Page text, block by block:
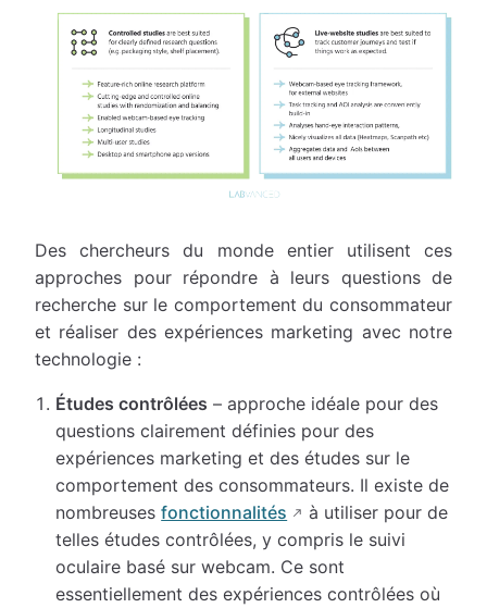
Des chercheurs du monde entier utilisent ces
approches pour répondre à leurs questions de
recherche sur le comportement du consommateur
et réaliser des expériences marketing avec notre
technologie :
Études contrôlées – approche idéale pour des
questions clairement définies pour des
expériences marketing et des études sur le
comportement des consommateurs. Il existe de
nombreusesfonctionnalités
à utiliser pour de
telles études contrôlées, y compris le suivi
oculaire basé sur webcam. Ce sont
essentiellement des expériences contrôlées où